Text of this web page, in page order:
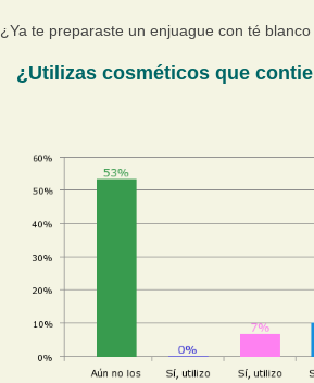
¿Ya te preparaste un enjuague con té
¿Utilizas cosméticos que